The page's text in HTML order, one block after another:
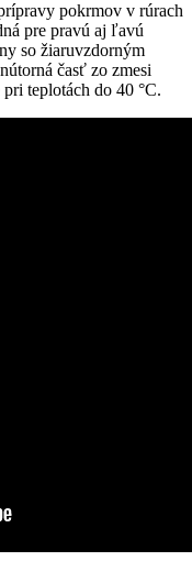
pokrmov v rúrach
pre pravú aj ľavú
so žiaruvzdorným
časť zo zmesi
teplotách do 40 °C.